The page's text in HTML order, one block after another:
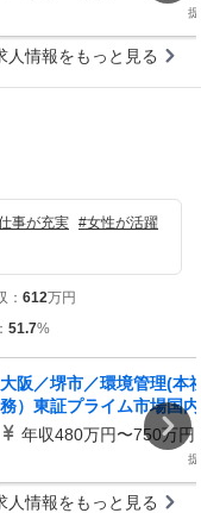
人情報をもっと見る
事が充実 #女性が活躍
： 612万円
51.7%
大阪／堺市／環境管理(本
務）東証プライム市場国
クラスシェア製品年休121
年収480万円〜750万円
人情報をもっと見る